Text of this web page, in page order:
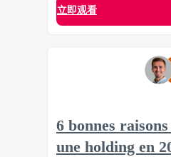
立即观看
6 bonnes
une holding en